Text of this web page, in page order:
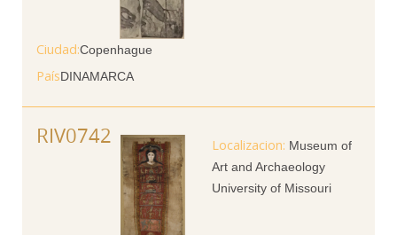
Ciudad Copenhague
PaísDINAMARCA
RIV0742
Museum of
Art and Archaeology
University of Missouri